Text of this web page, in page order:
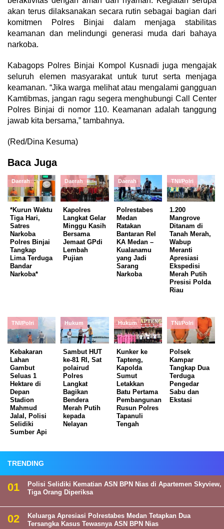
akan terus dilaksanakan secara rutin sebagai bagian dari
komitmen Polres Binjai dalam menjaga stabilitas
keamanan dan melindungi generasi muda dari bahaya
narkoba.
Kabagops Polres Binjai Kompol Kusnadi juga mengajak
seluruh elemen masyarakat untuk turut serta menjaga
keamanan. “Jika warga melihat atau mengalami gangguan
Kamtibmas, jangan ragu segera menghubungi Call Center
Polres Binjai di nomor 110. Keamanan adalah tanggung
jawab kita bersama,” tambahnya.
(Red/Dina Kesuma)
Baca Juga
Daerah
*Kurun Waktu
Tiga Hari,
Satres
Narkoba
Polres Binjai
Tangkap
Lima Terduga
Bandar
Narkoba*
Daerah
Kapolres
Langkat Gelar
Minggu Kasih
Bersama
Jemaat GPdi
Lembah
Pujian
Daerah
Polrestabes
Medan
Ratakan
Bantaran Rel
KA Medan –
Kualanamu
yang Jadi
Sarang
Narkoba
TNI/Polri
1.200
Mangrove
Ditanam di
Tanah Merah,
Wabup
Meranti
Apresiasi
Ekspedisi
Merah Putih
Presisi Polda
Riau
TNI/Polri
Kebakaran
Lahan
Gambut
Seluas 1
Hektare di
Depan
Stadion
Mahmud
Jalal, Polisi
Selidiki
Sumber Api
Hukum
Sambut HUT
ke-81 RI, Sat
polairud
Polres
Langkat
Bagikan
Bendera
Merah Putih
kepada
Nelayan
Hukum
Kunker ke
Tapteng,
Kapolda
Sumut
Letakkan
Batu Pertama
Pembangunan
Rusun Polres
Tapanuli
Tengah
TNI/Polri
Polsek
Kampar
Tangkap Dua
Terduga
Pengedar
Sabu dan
Ekstasi
TRENDING
Polisi Selidiki Kematian ASN BPN Nias di Apartemen Skyview,
Tiga Orang Diperiksa
Keluarga Apresiasi Polrestabes Medan Tetapkan Dua
Tersangka Kasus Tewasnya ASN BPN Nias